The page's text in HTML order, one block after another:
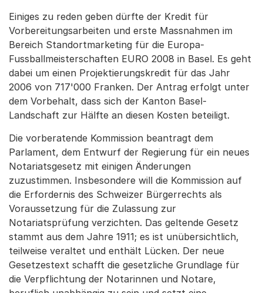
Einiges zu reden geben dürfte der Kredit für
Vorbereitungsarbeiten und erste Massnahmen im
Bereich Standortmarketing für die Europa-
Fussballmeisterschaften EURO 2008 in Basel. Es geht
dabei um einen Projektierungskredit für das Jahr
2006 von 717'000 Franken. Der Antrag erfolgt unter
dem Vorbehalt, dass sich der Kanton Basel-
Landschaft zur Hälfte an diesen Kosten beteiligt.
Die vorberatende Kommission beantragt dem
Parlament, dem Entwurf der Regierung für ein neues
Notariatsgesetz mit einigen Änderungen
zuzustimmen. Insbesondere will die Kommission auf
die Erfordernis des Schweizer Bürgerrechts als
Voraussetzung für die Zulassung zur
Notariatsprüfung verzichten. Das geltende Gesetz
stammt aus dem Jahre 1911; es ist unübersichtlich,
teilweise veraltet und enthält Lücken. Der neue
Gesetzestext schafft die gesetzliche Grundlage für
die Verpflichtung der Notarinnen und Notare,